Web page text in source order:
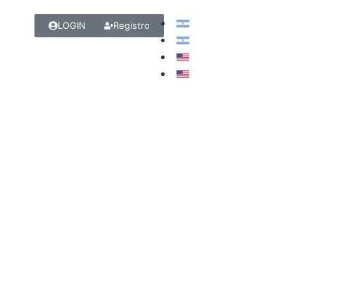
LOGIN Registro